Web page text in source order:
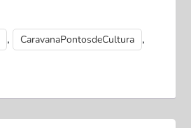
, CaravanaPontosdeCultura ,